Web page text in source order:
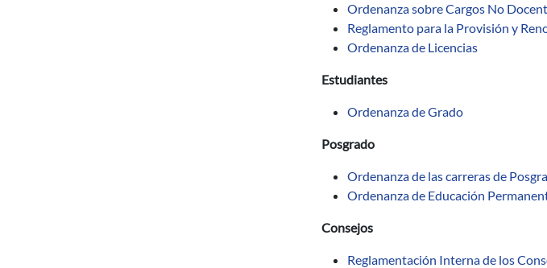
Ordenanza sobre Cargos No
Reglamento para la Provisión y
Ordenanza de Licencias
Estudiantes
Ordenanza de Grado
Posgrado
Ordenanza de las carreras de
Ordenanza de Educación
Consejos
Reglamentación Interna de los